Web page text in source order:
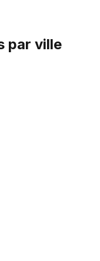
par ville